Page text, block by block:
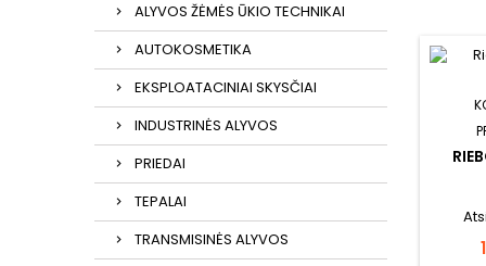
ALYVOS ŽĖMĖS ŪKIO TECHNIKAI
AUTOKOSMETIKA
EKSPLOATACINIAI SKYSČIAI
INDUSTRINĖS ALYVOS
PRIEDAI
TEPALAI
TRANSMISINĖS ALYVOS